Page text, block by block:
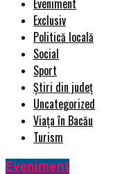
Eveniment
Exclusiv
Politică locală
Social
Sport
Știri din județ
Uncategorized
Viața în Bacău
Turism
Eveniment